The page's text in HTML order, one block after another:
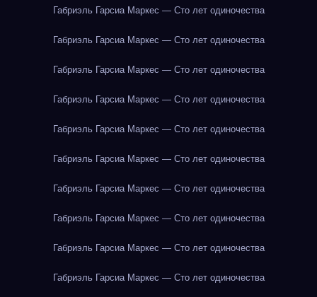
Габриэль Гарсиа Маркес — Сто лет одиночества
Габриэль Гарсиа Маркес — Сто лет одиночества
Габриэль Гарсиа Маркес — Сто лет одиночества
Габриэль Гарсиа Маркес — Сто лет одиночества
Габриэль Гарсиа Маркес — Сто лет одиночества
Габриэль Гарсиа Маркес — Сто лет одиночества
Габриэль Гарсиа Маркес — Сто лет одиночества
Габриэль Гарсиа Маркес — Сто лет одиночества
Габриэль Гарсиа Маркес — Сто лет одиночества
Габриэль Гарсиа Маркес — Сто лет одиночества